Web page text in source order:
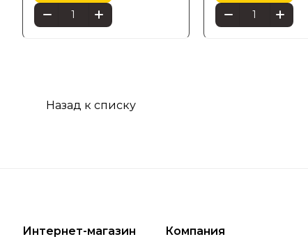
Назад к списку
Интернет-магазин Компания